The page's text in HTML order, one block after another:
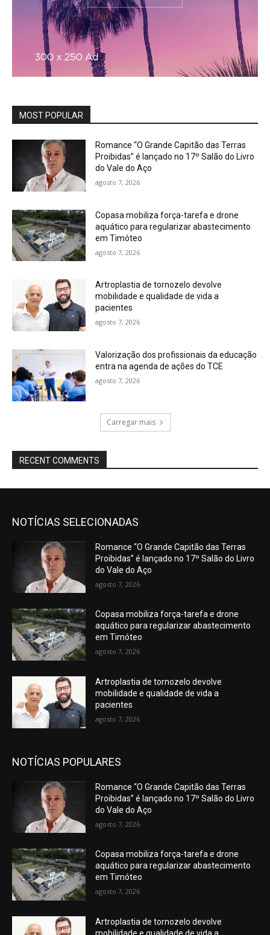
MOST POPULAR
Romance “O Grande Capitão das Terras
Proibidas” é lançado no 17º Salão do Livro
do Vale do Aço
agosto 7, 2026
Copasa mobiliza força-tarefa e drone
aquático para regularizar abastecimento
em Timóteo
agosto 7, 2026
Artroplastia de tornozelo devolve
mobilidade e qualidade de vida a
pacientes
agosto 7, 2026
Valorização dos profissionais da educação
entra na agenda de ações do TCE
agosto 7, 2026
Carregar mais
RECENT COMMENTS
NOTÍCIAS SELECIONADAS
Romance “O Grande Capitão das Terras
Proibidas” é lançado no 17º Salão do Livro
do Vale do Aço
agosto 7, 2026
Copasa mobiliza força-tarefa e drone
aquático para regularizar abastecimento
em Timóteo
agosto 7, 2026
Artroplastia de tornozelo devolve
mobilidade e qualidade de vida a
pacientes
agosto 7, 2026
NOTÍCIAS POPULARES
Romance “O Grande Capitão das Terras
Proibidas” é lançado no 17º Salão do Livro
do Vale do Aço
agosto 7, 2026
Copasa mobiliza força-tarefa e drone
aquático para regularizar abastecimento
em Timóteo
agosto 7, 2026
Artroplastia de tornozelo devolve